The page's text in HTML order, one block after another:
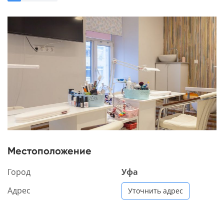
Местоположение
Город
Уфа
Адрес
Уточнить адрес